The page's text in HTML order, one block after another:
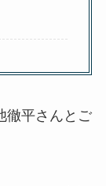
徹平さんとご